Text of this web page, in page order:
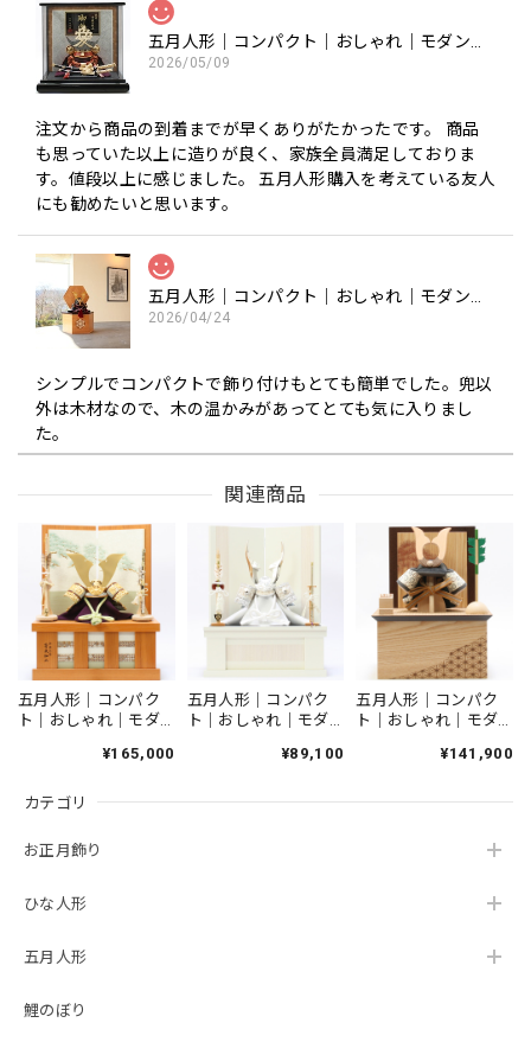
カテゴリ
お正月飾り
ひな人形
五月人形
鯉のぼり
五月人形｜コンパクト｜おしゃれ｜モダン｜インテリア｜プレミアム｜こだわり｜おすすめ《商品名》50900-0602-1 602 兜ケース飾り 8号 直江兼続公
2026/05/09
注文から商品の到着までが早くありがたかったです。 商品
も思っていた以上に造りが良く、家族全員満足しておりま
す。値段以上に感じました。 五月人形購入を考えている友人
にも勧めたいと思います。
五月人形｜コンパクト｜おしゃれ｜モダン｜インテリア｜プレミアム｜こだわり｜木目込み｜おすすめ｜収納｜作家｜伝統工芸士 《商品名》木目込みかぶと 宝輝(ほうき) 正絹西陣織 〔商品コード〕50600-1656-3〔品番1656-6A-FM3-35〕柿沼東光作 大沼敦デザイン 松屋限定モデル 柿沼東光 正規品
2026/04/24
シンプルでコンパクトで飾り付けもとても簡単でした。兜以
外は木材なので、木の温かみがあってとても気に入りまし
た。
五月人形｜コンパクト｜おしゃれ｜モダン｜インテリア｜プレミアム｜こだわり｜木目込み｜おすすめ｜収納｜作家｜伝統工芸士《商品名》木目込みかぶと 博多織 夢筑紫【赤】【品番1656-2】柿沼東光作 芳精堂デザイン
2026/04/06
博多織がなんとも美しく、上品な兜です。 また、コンパク
トなサイズなので、毎年飾りたくなりそうです。 素敵な兜に
出会えて良かったです。
雛人形｜ひな人形｜初節句｜コンパクト｜おしゃれ｜モダン｜インテリア｜プレミアム｜こだわり｜おすすめ｜組み木デザイナー｜小黒三郎｜組み木｜木製ひな人形 KH422 つぼみびな三段飾り（普通垂幕/黄）
つぼみ雛をさがしていました。 どこも売り切れの中、在庫
しく、娘もとても気に入っています。
関連商品
五月人形｜コンパク
ト｜おしゃれ｜モダ
レミアム｜こだわり
《商品名》兜飾り
雀 緑糸 大鍬 収
納タイプ【商品コー
純金箔押兜 竹雀
風セット 収納ハニ
52410-0101 弓太刀
10号清流】
¥165,000
五月人形｜コンパク
ト｜おしゃれ｜モダ
レミアム｜こだわり
《商品コード》
¥89,100
五月人形｜コンパク
ト｜おしゃれ｜モダ
レミアム｜こだわり
め｜収納｜作家｜伝
¥141,900